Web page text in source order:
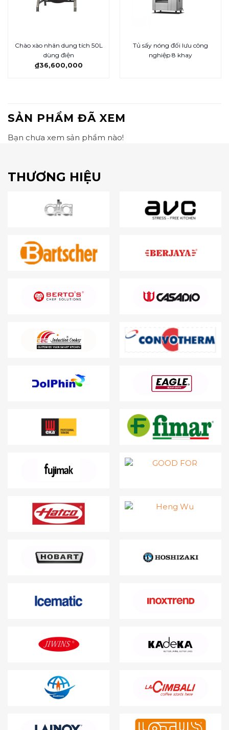
Chào xào nhân dung tích 50L
dùng điện
₫36,600,000
Tủ sấy nóng đối lưu công
nghiệp 8 khay
SẢN PHẨM ĐÃ XEM
Bạn chưa xem sản phẩm nào!
THƯƠNG HIỆU